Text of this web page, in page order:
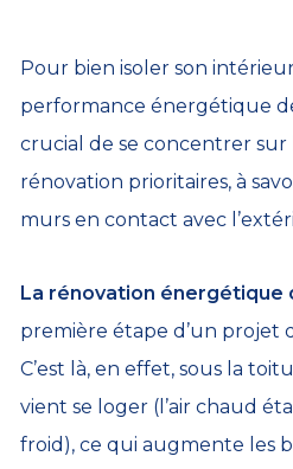
Pour bien isoler son
performance énergétique
crucial de se concentrer sur
rénovation prioritaires, à
murs en contact avec
La rénovation énergétique
première étape d’un projet
C’est là, en effet, sous la
vient se loger (l’air chaud
froid), ce qui augmente les